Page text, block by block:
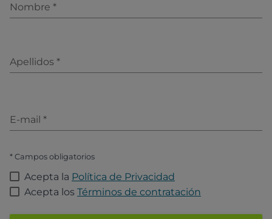
Nombre *
Apellidos *
E-mail *
* Campos obligatorios
Acepta la Política de Privacidad
Acepta los Términos de contratación